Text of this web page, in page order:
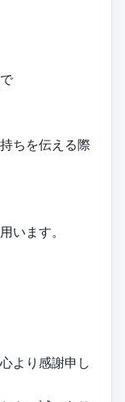
ちを伝える際
います。
より感謝申し